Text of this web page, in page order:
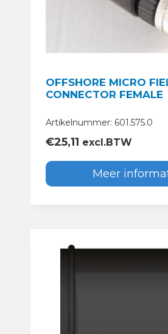
OFFSHORE MICRO
CONNECTOR FEMALE
Artikelnummer: 601.575.0
€25,11 excl.BTW
Meer